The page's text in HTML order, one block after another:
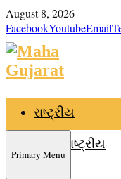
August 8, 2026
FacebookYoutubeEmail
રાષ્ટ્રીય
આંતરરાષ્ટ્રીય
Primary Menu